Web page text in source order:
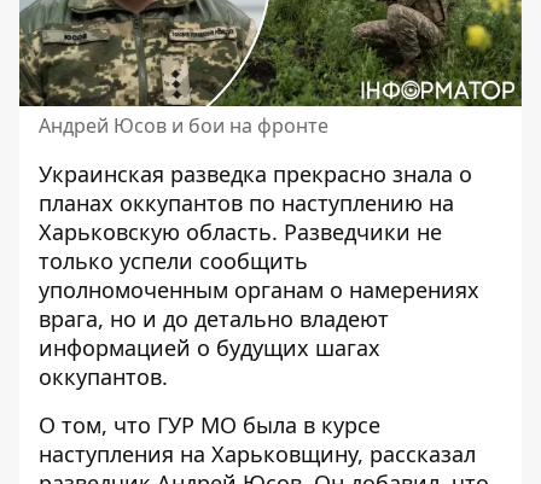
Андрей Юсов и бои на фронте
Украинская разведка прекрасно знала о
планах оккупантов по наступлению на
Харьковскую область. Разведчики не
только успели сообщить
уполномоченным органам о намерениях
врага, но и до детально владеют
информацией о будущих шагах
оккупантов.
О том, что ГУР МО была в курсе
наступления на Харьковщину, рассказал